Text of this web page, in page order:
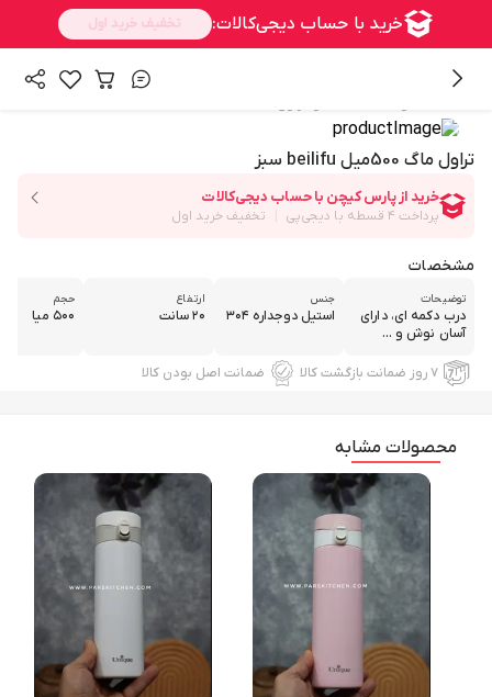
تراول ماگ 500میل beilifu سبز
مشخصات
توضیحات
درب دکمه ای، دارای
آسان نوش و ...
جنس
استیل دوجداره ۳۰۴
ارتفاع
۲۰ سانت
حجم
۵۰۰ میا
۷ روز ضمانت بازگشت کالا ضمانت اصل بودن کالا
محصولات مشابه